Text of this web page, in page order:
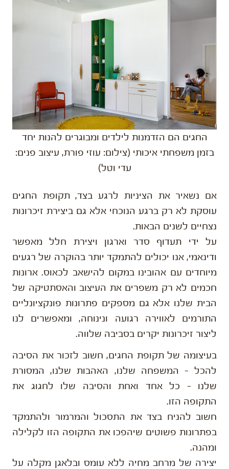
החגים הם הזדמנות לילדים ומבוגרים להנות יחד
בזמן משפחתי איכותי (צילום: עוזי פורת, עיצוב פנים:
עדי וטל)
אם נשאיר את הציניות לרגע בצד, תקופת החגים
עוסקת לא רק ברגע הנוכחי אלא גם ביצירת זיכרונות
נצחיים לשנים הבאות.
על ידי תעדוף סדר וארגון ויצירת חלל מאפשר
ודינאמי, אנו יכולים להתמקד יותר בהוקרה של רגעים
מיוחדים עם אהובינו במקום להישאב לכאוס. ארונות
חכמים לא רק משפרים את העיצוב והאסתטיקה של
הבית שלנו אלא גם מספקים פתרונות פונקציונליים
התורמים לאווירה רגועה ונינוחה, ומאפשרים לנו
ליצור זיכרונות יקרים בסביבה שלווה.
בעיצומה של תקופת החגים, חשוב לזכור את הסיבה
להכל – המשפחה שלנו, האהבות שלנו, המסורת
שלנו – כל אחד ואחת והסיבה שלו לחגוג את
התקופה הזו.
חשוב להניח בצד את התסכול והמרמור ולהתמקד
בפתרונות פשוטים שיהפכו את התקופה הזו לקלילה
ומהנה.
יצירה של מרחב מחיה ללא עומס ובלאגן מקלה על